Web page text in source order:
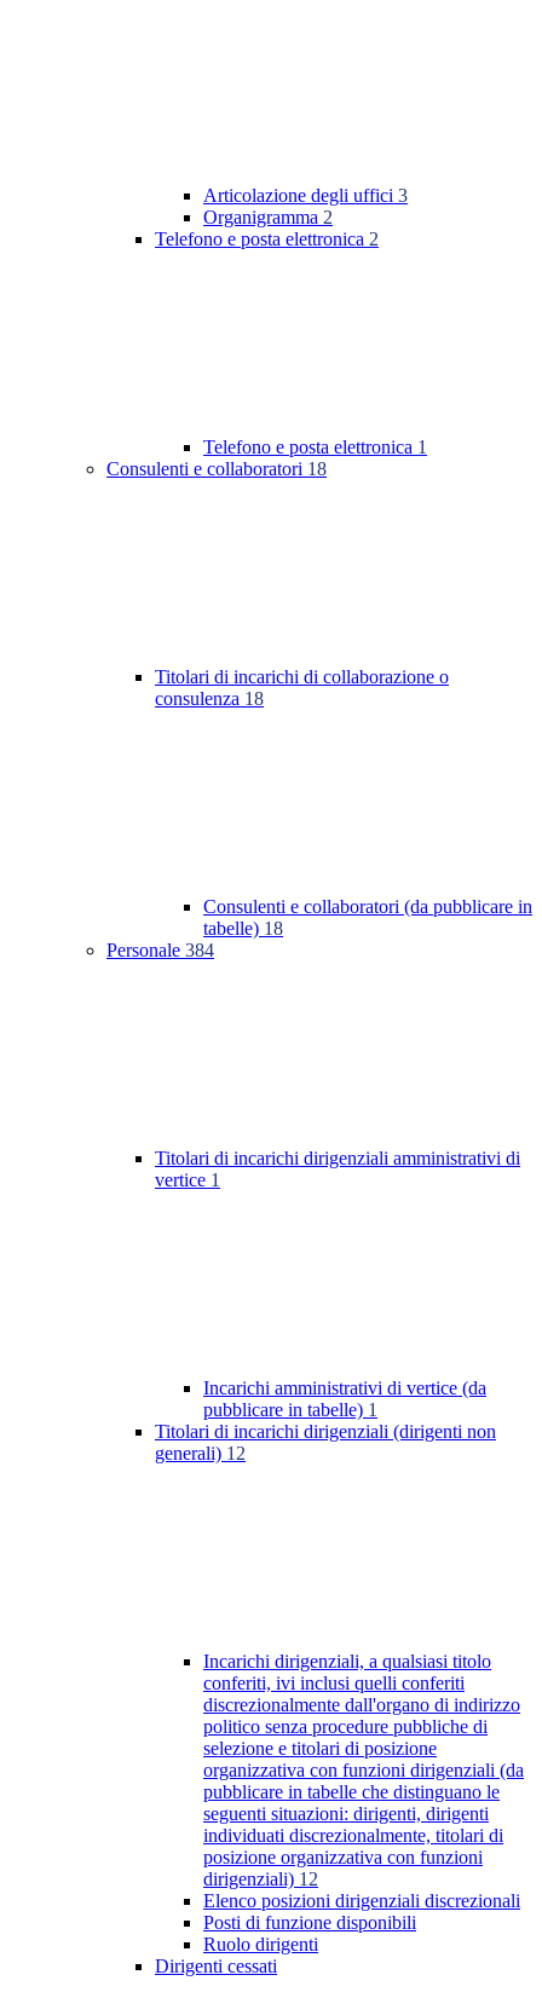
Articolazione degli uffici 3
Organigramma 2
Telefono e posta elettronica 2
Telefono e posta elettronica 1
Consulenti e collaboratori 18
Titolari di incarichi di collaborazione o
consulenza 18
Consulenti e collaboratori (da pubblicare in
tabelle) 18
Personale 384
Titolari di incarichi dirigenziali amministrativi di
vertice 1
Incarichi amministrativi di vertice (da
pubblicare in tabelle) 1
Titolari di incarichi dirigenziali (dirigenti non
generali) 12
Incarichi dirigenziali, a qualsiasi titolo
conferiti, ivi inclusi quelli conferiti
discrezionalmente dall'organo di indirizzo
politico senza procedure pubbliche di
selezione e titolari di posizione
organizzativa con funzioni dirigenziali (da
pubblicare in tabelle che distinguano le
seguenti situazioni: dirigenti, dirigenti
individuati discrezionalmente, titolari di
posizione organizzativa con funzioni
dirigenziali) 12
Elenco posizioni dirigenziali discrezionali
Posti di funzione disponibili
Ruolo dirigenti
Dirigenti cessati